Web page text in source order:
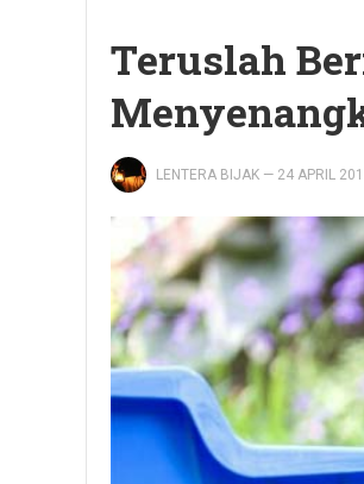
Teruslah
LENTERA BIJAK — 24 APRIL